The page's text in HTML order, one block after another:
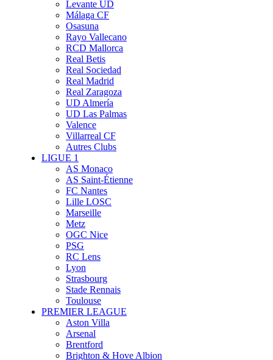
Levante UD
Málaga CF
Osasuna
Rayo Vallecano
RCD Mallorca
Real Betis
Real Sociedad
Real Madrid
Real Zaragoza
UD Almería
UD Las Palmas
Valence
Villarreal CF
Autres Clubs
LIGUE 1
AS Monaco
AS Saint-Étienne
FC Nantes
Lille LOSC
Marseille
Metz
OGC Nice
PSG
RC Lens
Lyon
Strasbourg
Stade Rennais
Toulouse
PREMIER LEAGUE
Aston Villa
Arsenal
Brentford
Brighton & Hove Albion